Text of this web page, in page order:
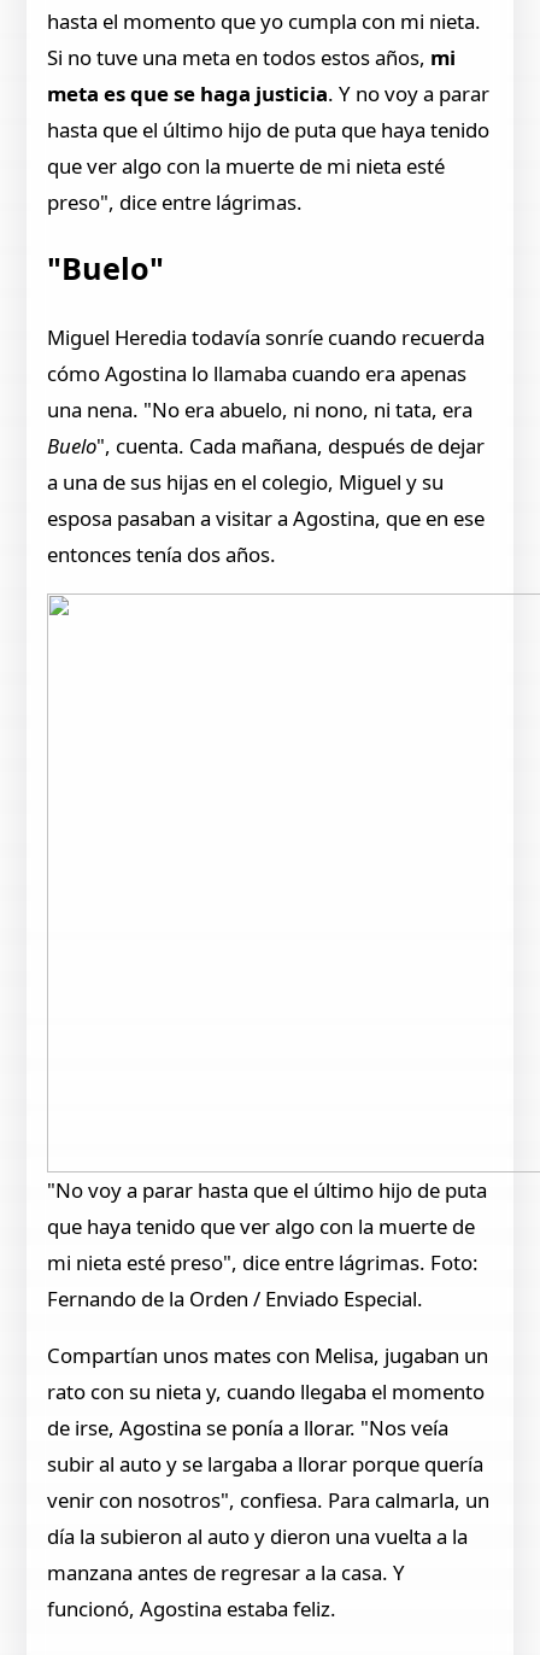
hasta el momento que yo cumpla con mi nieta.
Si no tuve una meta en todos estos años, mi
meta es que se haga justicia. Y no voy a parar
hasta que el último hijo de puta que haya tenido
que ver algo con la muerte de mi nieta esté
preso", dice entre lágrimas.
"Buelo"
Miguel Heredia todavía sonríe cuando recuerda
cómo Agostina lo llamaba cuando era apenas
una nena. "No era abuelo, ni nono, ni tata, era
Buelo", cuenta. Cada mañana, después de dejar
a una de sus hijas en el colegio, Miguel y su
esposa pasaban a visitar a Agostina, que en ese
entonces tenía dos años.
"No voy a parar hasta que el último hijo de puta
que haya tenido que ver algo con la muerte de
mi nieta esté preso", dice entre lágrimas. Foto:
Fernando de la Orden / Enviado Especial.
Compartían unos mates con Melisa, jugaban un
rato con su nieta y, cuando llegaba el momento
de irse, Agostina se ponía a llorar. "Nos veía
subir al auto y se largaba a llorar porque quería
venir con nosotros", confiesa. Para calmarla, un
día la subieron al auto y dieron una vuelta a la
manzana antes de regresar a la casa. Y
funcionó, Agostina estaba feliz.